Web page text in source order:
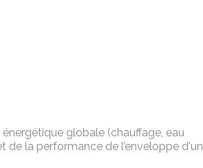
globale (chauffage, eau
la performance de l’enveloppe d'un